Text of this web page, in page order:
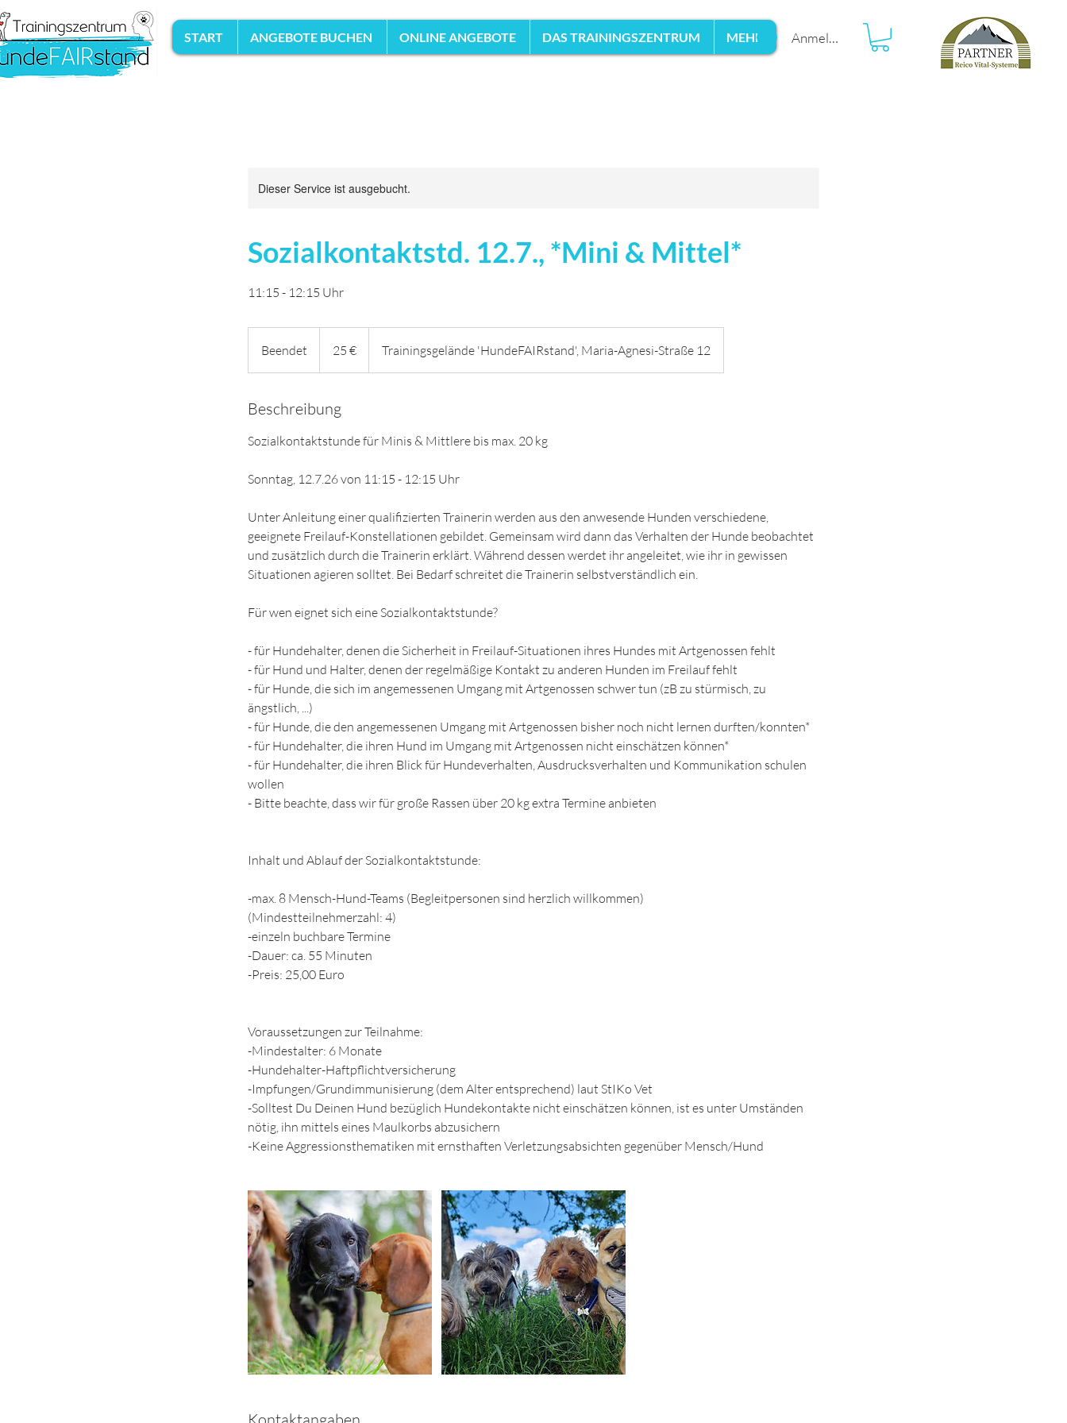
START ANGEBOTE BUCHEN ONLINE ANGEBOTE DAS TRAININGSZENTRUM MEHR Anmelden
Dieser Service ist ausgebucht.
Sozialkontaktstd. 12.7., *Mini & Mittel*
11:15 - 12:15 Uhr
Beendet
e
n
e
25 € Trainingsgelände 'HundeFAIRstand', Maria-Agnesi-Straße 12
Beschreibung
Sozialkontaktstunde für Minis & Mittlere bis max. 20 kg
Sonntag, 12.7.26 von 11:15 - 12:15 Uhr
Unter Anleitung einer qualifizierten Trainerin werden aus den anwesende Hunden verschiedene,
geeignete Freilauf-Konstellationen gebildet. Gemeinsam wird dann das Verhalten der Hunde beobachtet
und zusätzlich durch die Trainerin erklärt. Während dessen werdet ihr angeleitet, wie ihr in gewissen
Situationen agieren solltet. Bei Bedarf schreitet die Trainerin selbstverständlich ein.
Für wen eignet sich eine Sozialkontaktstunde?
- für Hundehalter, denen die Sicherheit in Freilauf-Situationen ihres Hundes mit Artgenossen fehlt
- für Hund und Halter, denen der regelmäßige Kontakt zu anderen Hunden im Freilauf fehlt
- für Hunde, die sich im angemessenen Umgang mit Artgenossen schwer tun (zB zu stürmisch, zu
ängstlich, ...)
- für Hunde, die den angemessenen Umgang mit Artgenossen bisher noch nicht lernen durften/konnten*
- für Hundehalter, die ihren Hund im Umgang mit Artgenossen nicht einschätzen können*
- für Hundehalter, die ihren Blick für Hundeverhalten, Ausdrucksverhalten und Kommunikation schulen
wollen
- Bitte beachte, dass wir für große Rassen über 20 kg extra Termine anbieten
Inhalt und Ablauf der Sozialkontaktstunde:
-max. 8 Mensch-Hund-Teams (Begleitpersonen sind herzlich willkommen)
(Mindestteilnehmerzahl: 4)
-einzeln buchbare Termine
-Dauer: ca. 55 Minuten
-Preis: 25,00 Euro
Voraussetzungen zur Teilnahme:
-Mindestalter: 6 Monate
-Hundehalter-Haftpflichtversicherung
-Impfungen/Grundimmunisierung (dem Alter entsprechend) laut StIKo Vet​​
-Solltest Du Deinen Hund bezüglich Hundekontakte nicht einschätzen können, ist es unter Umständen
nötig, ihn mittels eines Maulkorbs abzusichern
-Keine Aggressionsthematiken mit ernsthaften Verletzungsabsichten gegenüber Mensch/Hund